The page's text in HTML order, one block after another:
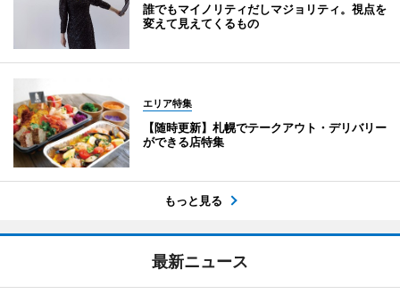
誰でもマイノリティだしマジョリティ。視点を
変えて見えてくるもの
エリア特集
【随時更新】札幌でテークアウト・デリバリー
ができる店特集
もっと見る
最新ニュース